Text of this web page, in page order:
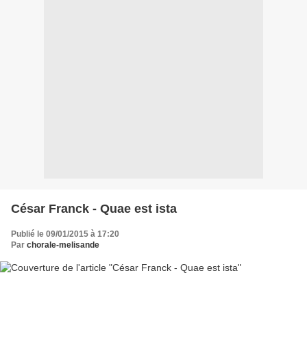
César Franck - Quae est ista
Publié le 09/01/2015 à 17:20
Par chorale-melisande